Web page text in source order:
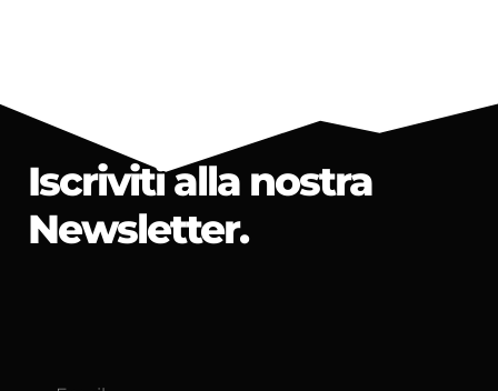
Iscriviti alla nostra
Newsletter.